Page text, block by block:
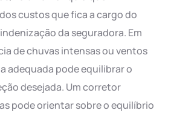
custos que fica a cargo do
da seguradora. Em
de chuvas intensas ou ventos
adequada pode equilibrar o
desejada. Um corretor
pode orientar sobre o equilíbrio